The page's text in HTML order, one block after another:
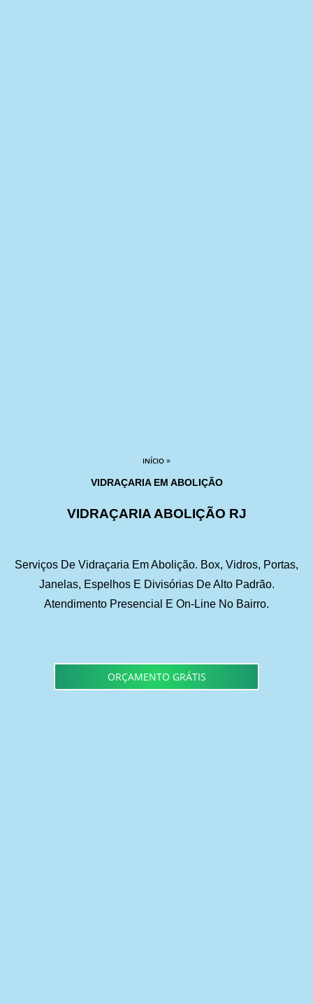
INÍCIO »
VIDRAÇARIA EM ABOLIÇÃO
VIDRAÇARIA ABOLIÇÃO RJ
Serviços De Vidraçaria Em Abolição. Box, Vidros, Portas,
Janelas, Espelhos E Divisórias De Alto Padrão.
Atendimento Presencial E On-Line No Bairro.
ORÇAMENTO GRÁTIS